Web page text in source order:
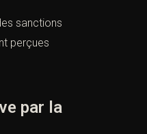
sanctions
perçues
par la